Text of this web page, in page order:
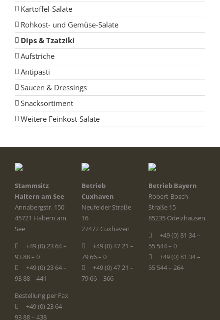
Kartoffel-Salate
Rohkost- und Gemüse-Salate
Dips & Tzatziki
Aufstriche
Antipasti
Saucen & Dressings
Snacksortiment
Weitere Feinkost-Salate
Stammsitz
Haltern am See
Annabergstr. 150
45721 Haltern am
See
+49 (0) 23 64 –
93 88 – 0
+49 (0) 23 64 –
93 88 – 441
Bestellung per Fax
+49 (0) 23 64 –
93 88 – 438
Betrieb
Cuxhaven
Neufelder Straße
16
27472 Cuxhaven
+49 (0) 47 21 –
79 66 – 0
+49 (0) 47 21 –
79 66 – 366
Betrieb Bayern
Robert-Bosch-
Straße 15
85235 Odelzhausen
+49 (0) 81 34 –
55 544 – 0
+49 (0) 81 34 –
55 544 – 264